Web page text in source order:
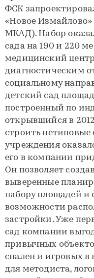
ФСК
«Новое Измайлово»
МКАД). Набор
сада на 190 и 220
медицинский
диагностическим
социальному
детский сад
построенный по
открывшийся в
строить нетиповые
учреждения
его в компании
Он позволяет
выверенные
набору площадей и
возможности
застройки. Уже
сад компании
привычных
спален и игровых
для методиста,